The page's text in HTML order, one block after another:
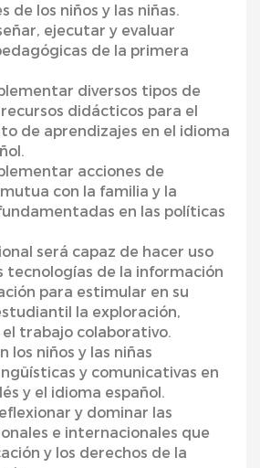
de los niños y las niñas.
ejecutar y evaluar
de la primera
diversos tipos de
didácticos para el
de aprendizajes en el idioma
acciones de
con la familia y la
en las políticas
será capaz de hacer uso
tecnologías de la información
para estimular en su
la exploración,
trabajo colaborativo.
los niños y las niñas
y comunicativas en
y el idioma español.
y dominar las
e internacionales que
y los derechos de la